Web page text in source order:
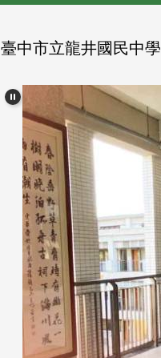
臺中市立龍井國民中學